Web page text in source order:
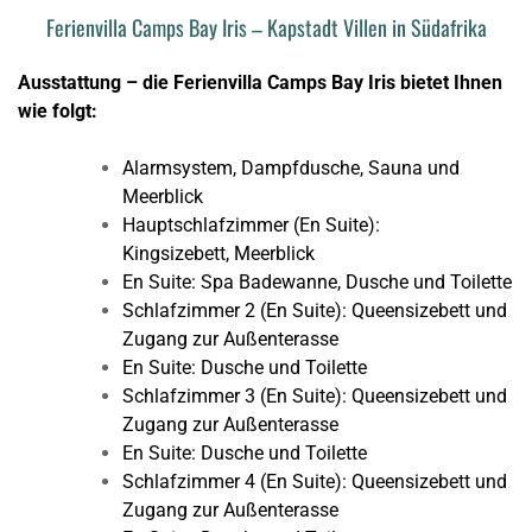
Ferienvilla Camps Bay Iris – Kapstadt Villen in Südafrika
Ausstattung – die Ferienvilla Camps Bay Iris bietet Ihnen
wie folgt:
Alarmsystem, Dampfdusche, Sauna und
Meerblick
Hauptschlafzimmer (En Suite):
Kingsizebett, Meerblick
En Suite: Spa Badewanne, Dusche und Toilette
Schlafzimmer 2 (En Suite): Queensizebett und
Zugang zur Außenterasse
En Suite: Dusche und Toilette
Schlafzimmer 3 (En Suite): Queensizebett und
Zugang zur Außenterasse
En Suite: Dusche und Toilette
Schlafzimmer 4 (En Suite): Queensizebett und
Zugang zur Außenterasse